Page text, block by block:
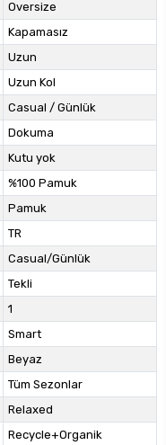
Oversize
Kapamasız
Uzun
Uzun Kol
Casual / Günlük
Dokuma
Kutu yok
%100 Pamuk
Pamuk
TR
Casual/Günlük
Tekli
1
Smart
Beyaz
Tüm Sezonlar
Relaxed
Recycle+Organik